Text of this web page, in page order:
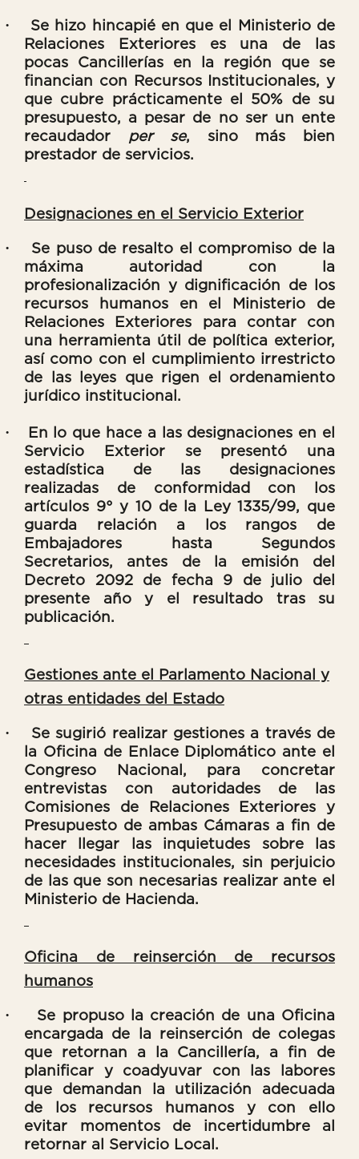
·
Se hizo hincapié en que el Ministerio de
Relaciones Exteriores es una de las
pocas Cancillerías en la región que se
financian con Recursos Institucionales, y
que cubre prácticamente el 50% de su
presupuesto, a pesar de no ser un ente
recaudador per se, sino más bien
prestador de servicios.
Designaciones en el Servicio Exterior
·
Se puso de resalto el compromiso de la
máxima autoridad con la
profesionalización y dignificación de los
recursos humanos en el Ministerio de
Relaciones Exteriores para contar con
una herramienta útil de política exterior,
así como con el cumplimiento irrestricto
de las leyes que rigen el ordenamiento
jurídico institucional.
·
En lo que hace a las designaciones en el
Servicio Exterior se presentó una
estadística de las designaciones
realizadas de conformidad con los
artículos 9° y 10 de la Ley 1335/99, que
guarda relación a los rangos de
Embajadores hasta Segundos
Secretarios, antes de la emisión del
Decreto 2092 de fecha 9 de julio del
presente año y el resultado tras su
publicación.
Gestiones ante el Parlamento Nacional y
otras entidades del Estado
·
Se sugirió realizar gestiones a través de
la Oficina de Enlace Diplomático ante el
Congreso Nacional, para concretar
entrevistas con autoridades de las
Comisiones de Relaciones Exteriores y
Presupuesto de ambas Cámaras a fin de
hacer llegar las inquietudes sobre las
necesidades institucionales, sin perjuicio
de las que son necesarias realizar ante el
Ministerio de Hacienda.
Oficina de reinserción de recursos
humanos
·
Se propuso la creación de una Oficina
encargada de la reinserción de colegas
que retornan a la Cancillería, a fin de
planificar y coadyuvar con las labores
que demandan la utilización adecuada
de los recursos humanos y con ello
evitar momentos de incertidumbre al
retornar al Servicio Local.